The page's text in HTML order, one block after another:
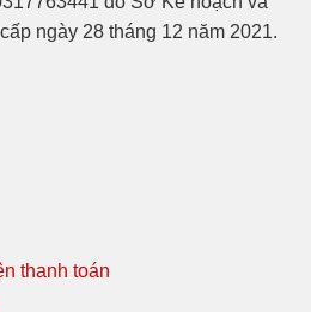
ngày 28 tháng 12 năm 2021.
thanh toán